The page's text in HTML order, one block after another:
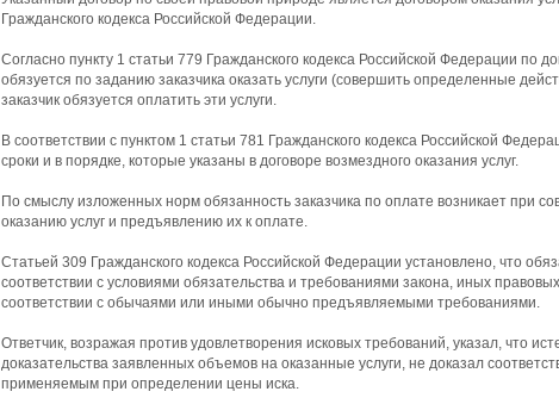
Гражданского кодекса Российской Федерации.
Согласно пункту 1 статьи 779 Гражданского кодекса Российской Федерации по
обязуется по заданию заказчика оказать услуги (совершить определенные
заказчик обязуется оплатить эти услуги.
В соответствии с пунктом 1 статьи 781 Гражданского кодекса Российской
сроки и в порядке, которые указаны в договоре возмездного оказания услуг.
По смыслу изложенных норм обязанность заказчика по оплате возникает при
оказанию услуг и предъявлению их к оплате.
Статьей 309 Гражданского кодекса Российской Федерации установлено, что
соответствии с условиями обязательства и требованиями закона, иных
соответствии с обычаями или иными обычно предъявляемыми требованиями.
Ответчик, возражая против удовлетворения исковых требований, указал, что
доказательства заявленных объемов на оказанные услуги, не доказал
применяемым при определении цены иска.